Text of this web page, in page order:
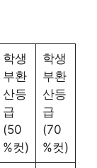
학생
부환
산등
급
(50
%컷)
학생
부환
산등
급
(70
%컷)